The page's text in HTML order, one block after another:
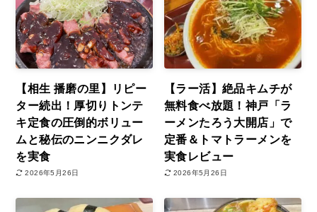
【相生 播磨の里】リピー
ター続出！厚切りトンテ
キ定食の圧倒的ボリュー
ムと秘伝のニンニクダレ
を実食
2026年5月26日
【ラー活】絶品キムチが
無料食べ放題！神戸「ラ
ーメンたろう大開店」で
定番＆トマトラーメンを
実食レビュー
2026年5月26日